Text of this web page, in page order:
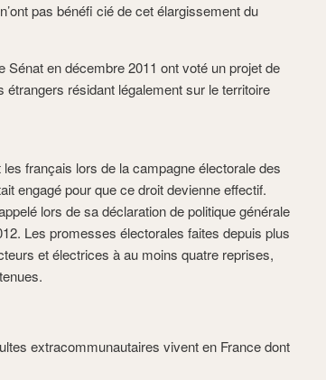
pas bénéfi cié de cet élargissement du
Sénat en décembre 2011 ont voté un projet de
étrangers résidant légalement sur le territoire
français lors de la campagne électorale des
engagé pour que ce droit devienne effectif.
lors de sa déclaration de politique générale
Les promesses électorales faites depuis plus
et électrices à au moins quatre reprises,
extracommunautaires vivent en France dont